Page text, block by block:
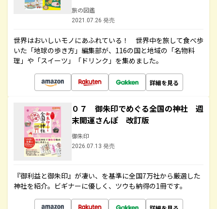
旅の図鑑
2021.07.26 発売
世界はおいしいモノにあふれている！ 世界中を旅して食べ歩
いた「地球の歩き方」編集部が、116の国と地域の「名物料
理」や「スイーツ」「ドリンク」を集めました。
詳細を見る
０７ 御朱印でめぐる全国の神社 週
末開運さんぽ 改訂版
御朱印
2026.07.13 発売
『御利益と御朱印』が凄い、を基準に全国7万社から厳選した
神社を紹介。ビギナーに優しく、ツウも納得の1冊です。